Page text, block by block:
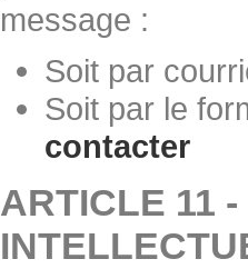
message :
Soit par
Soit par le
contacter
ARTICLE 11